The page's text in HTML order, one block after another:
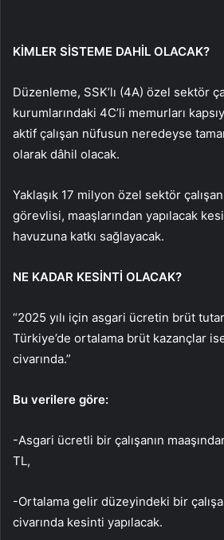
KİMLER SİSTEME DAHİL OLACAK?
Düzenleme, SSK’lı (4A) özel sektör
kurumlarındaki 4C’li memurları
aktif çalışan nüfusun neredeyse
olarak dâhil olacak.
Yaklaşık 17 milyon özel sektör
görevlisi, maaşlarından yapılacak
havuzuna katkı sağlayacak.
NE KADAR KESİNTİ OLACAK?
“2025 yılı için asgari ücretin brüt
Türkiye’de ortalama brüt kazançlar
civarında.”
Bu verilere göre:
-Asgari ücretli bir çalışanın
TL,
-Ortalama gelir düzeyindeki bir
civarında kesinti yapılacak.